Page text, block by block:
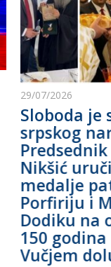
29/07/2026
Sloboda je
srpskog
Nikšić
medalje
Porfiriju i
Dodiku na
150
Vučjem